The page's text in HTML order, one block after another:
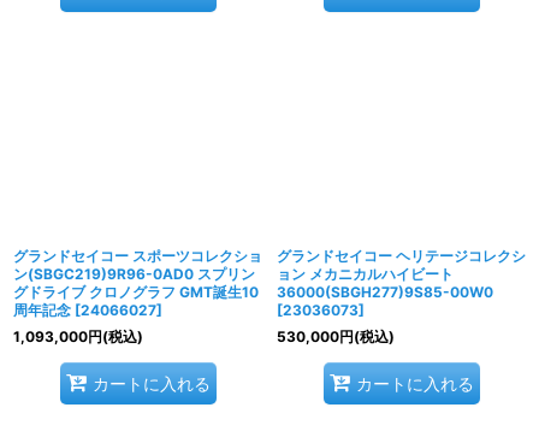
グランドセイコー スポーツコレクショ
ン(SBGC219)9R96-0AD0 スプリン
グドライブ クロノグラフ GMT誕生10
周年記念 [24066027]
1,093,000円(税込)
カートに入れる
グランドセイコー ヘリテージコレクシ
ョン メカニカルハイビート
36000(SBGH277)9S85-00W0
[23036073]
530,000円(税込)
カートに入れる